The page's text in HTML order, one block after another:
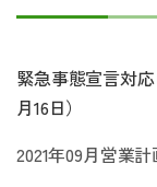
緊急事態宣言対
月16日）
2021年09月営業